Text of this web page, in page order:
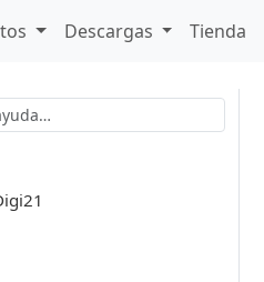
Descargas Tienda